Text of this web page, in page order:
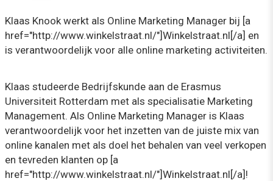
Klaas Knook werkt als Online Marketing Manager bij [a
href="http://www.winkelstraat.nl/"]Winkelstraat.nl[/a] en
is verantwoordelijk voor alle online marketing activiteiten.
Klaas studeerde Bedrijfskunde aan de Erasmus
Universiteit Rotterdam met als specialisatie Marketing
Management. Als Online Marketing Manager is Klaas
verantwoordelijk voor het inzetten van de juiste mix van
online kanalen met als doel het behalen van veel verkopen
en tevreden klanten op [a
href="http://www.winkelstraat.nl/"]Winkelstraat.nl[/a]!